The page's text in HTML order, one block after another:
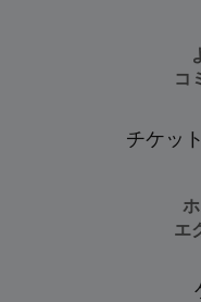
コ
チケッ
エ